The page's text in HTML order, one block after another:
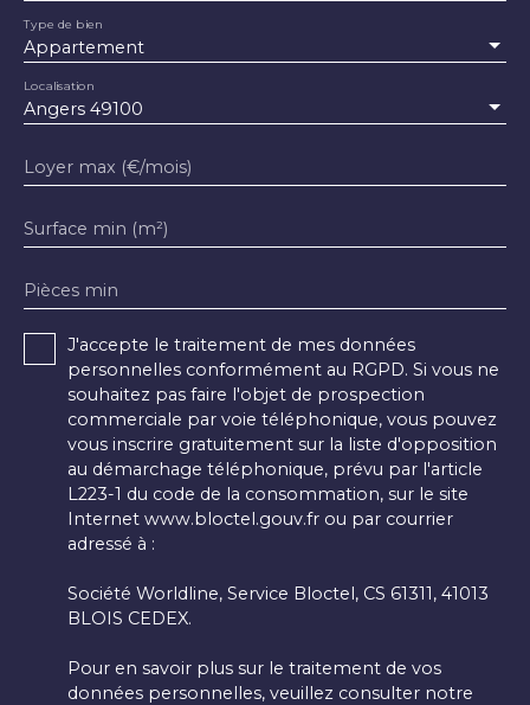
Appartement
Type de bien
Angers 49100
Localisation
Loyer max (€/mois)
Surface min (m²)
Pièces min
J'accepte le traitement de mes données
personnelles conformément au RGPD. Si vous ne
souhaitez pas faire l'objet de prospection
commerciale par voie téléphonique, vous pouvez
vous inscrire gratuitement sur la liste d'opposition
au démarchage téléphonique, prévu par l'article
L223-1 du code de la consommation, sur le site
Internet www.bloctel.gouv.fr ou par courrier
adressé à :
Société Worldline, Service Bloctel, CS 61311, 41013
BLOIS CEDEX.
Pour en savoir plus sur le traitement de vos
données personnelles, veuillez consulter notre